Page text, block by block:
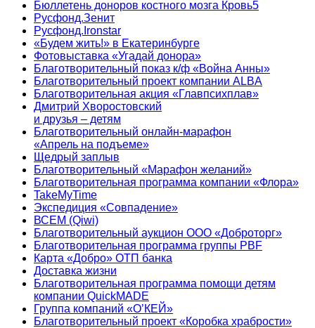
Бюллетень доноров костного мозга Кровь5
Русфонд.Зенит
Русфонд.Ironstar
«Будем жить!» в Екатеринбурге
Фотовыставка «Угадай донора»
Благотворительный показ к/ф «Война Анны»
Благотворительный проект компании ALBA
Благотворительная акция «Главпсихплав»
Дмитрий Хворостовский
и друзья – детям
Благотворительный онлайн‑марафон
«Апрель на подъеме»
Щедрый заплыв
Благотворительный «Марафон желаний»
Благотворительная программа компании «Флора»
TakeMyTime
Экспедиция «Совпадение»
ВСЕМ (Qiwi)
Благотворительный аукцион ООО «Доброторг»
Благотворительная программа группы PBF
Карта «Добро» ОТП банка
Доставка жизни
Благотворительная программа помощи детям
компании QuickMADE
Группа компаний «О’КЕЙ»
Благотворительный проект «Коробка храбрости»